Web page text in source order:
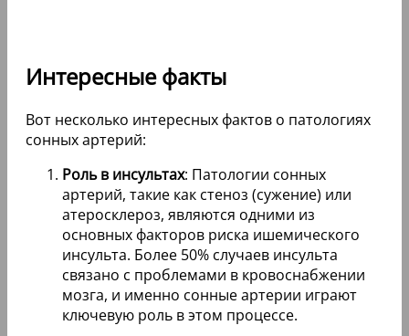
Интересные факты
Вот несколько интересных фактов о патологиях
сонных артерий:
Роль в инсультах: Патологии сонных
артерий, такие как стеноз (сужение) или
атеросклероз, являются одними из
основных факторов риска ишемического
инсульта. Более 50% случаев инсульта
связано с проблемами в кровоснабжении
мозга, и именно сонные артерии играют
ключевую роль в этом процессе.